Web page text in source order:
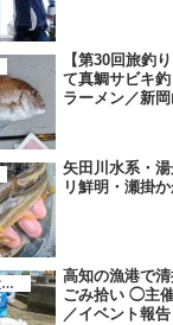
【第30回旅釣
て真鯛サビキ
ラーメン／新岡
矢田川水系・
リ鮮明・瀬掛
イベント・大会・キャンペーン
高知の漁港で
ごみ拾い ◯主
／イベント報告